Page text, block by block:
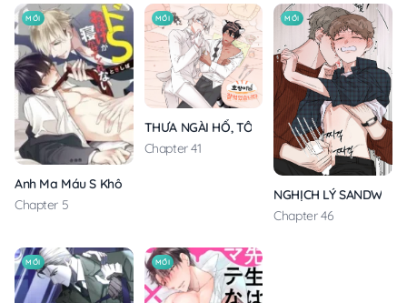
MỚI
Anh Ma Máu S Không Cho Tôi Ngủ Yên
Chapter 5
MỚI
THƯA NGÀI HỔ, TÔI ĐÃ ĂN RẤT NGON MIỆNG
Chapter 41
MỚI
NGHỊCH LÝ SANDWICH
Chapter 46
MỚI MỚI